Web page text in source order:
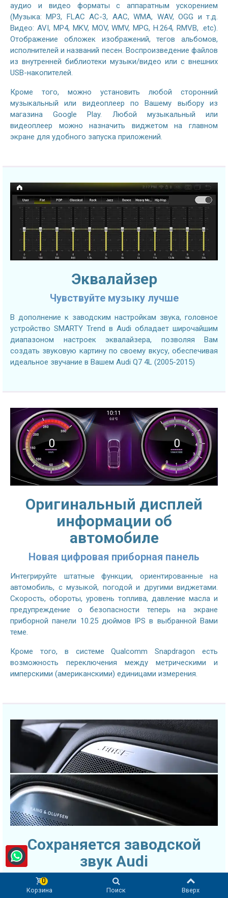
аудио и видео форматы с аппаратным ускорением
(Музыка: MP3, FLAC AC-3, AAC, WMA, WAV, OGG и т.д.
Видео: AVI, MP4, MKV, MOV, WMV, MPG, H.264, RMVB, .etc).
Отображение обложек изображений, тегов альбомов,
исполнителей и названий песен. Воспроизведение файлов
из внутренней библиотеки музыки/видео или с внешних
USB-накопителей.
Кроме того, можно установить любой сторонний
музыкальный или видеоплеер по Вашему выбору из
магазина Google Play. Любой музыкальный или
видеоплеер можно назначить виджетом на главном
экране для удобного запуска приложений.
Эквалайзер
Чувствуйте музыку лучше
В дополнение к заводским настройкам звука, головное
устройство SMARTY Trend в Audi обладает широчайшим
диапазоном настроек эквалайзера, позволяя Вам
создать звуковую картину по своему вкусу, обеспечивая
идеальное звучание в Вашем Audi Q7 4L (2005-2015)
Оригинальный дисплей
информации об
автомобиле
Новая цифровая приборная панель
Интегрируйте штатные функции, ориентированные на
автомобиль, с музыкой, погодой и другими виджетами.
Скорость, обороты, уровень топлива, давление масла и
предупреждение о безопасности теперь на экране
приборной панели 10.25 дюймов IPS в выбранной Вами
теме.
Кроме того, в системе Qualcomm Snapdragon есть
возможность переключения между метрическими и
имперскими (американскими) единицами измерения.
Сохраняется заводской
звук Audi
Оригинальный усилитель звука и
Корзина
0
Поиск Вверх